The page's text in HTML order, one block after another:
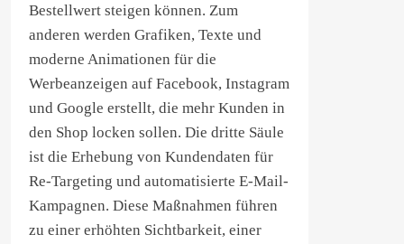
Bestellwert steigen können. Zum
anderen werden Grafiken, Texte und
moderne Animationen für die
Werbeanzeigen auf Facebook, Instagram
und Google erstellt, die mehr Kunden in
den Shop locken sollen. Die dritte Säule
ist die Erhebung von Kundendaten für
Re-Targeting und automatisierte E-Mail-
Kampagnen. Diese Maßnahmen führen
zu einer erhöhten Sichtbarkeit, einer